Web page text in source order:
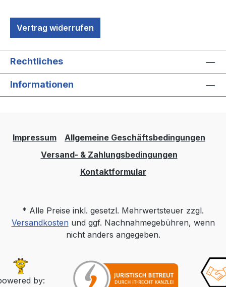
Vertrag widerrufen
Rechtliches
Informationen
Impressum
Allgemeine Geschäftsbedingungen
Versand- & Zahlungsbedingungen
Kontaktformular
* Alle Preise inkl. gesetzl. Mehrwertsteuer zzgl.
Versandkostenund ggf. Nachnahmegebühren, wenn
nicht anders angegeben.
by: